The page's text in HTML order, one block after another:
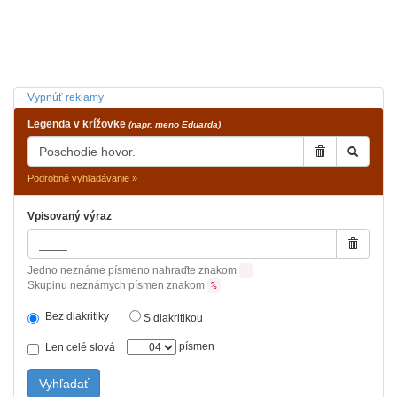
Vypnúť reklamy
Legenda v krížovke (napr. meno Eduarda)
Podrobné vyhľadávanie »
Vpisovaný výraz
Jedno neznáme písmeno nahraďte znakom
Skupinu neznámych písmen znakom %
Bez diakritiky S diakritikou
Len celé slová písmen
Vyhľadať